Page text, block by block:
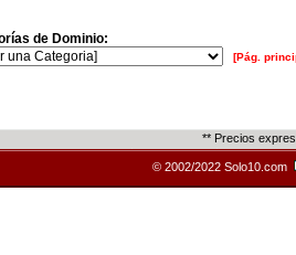
de Dominio:
[Pág.
** Precios
© 2002/2022 Solo10.com